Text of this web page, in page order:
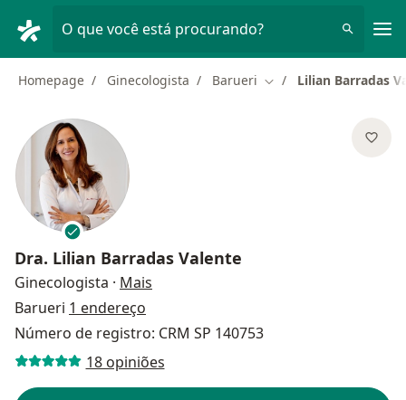
O que você está procurando?
Homepage Ginecologista Barueri Mudar de cidade
Lilian Barradas
Dra. Lilian Barradas Valente
Ginecologista · Mais
Barueri 1 endereço
Número de registro: CRM SP 140753
18 opiniões